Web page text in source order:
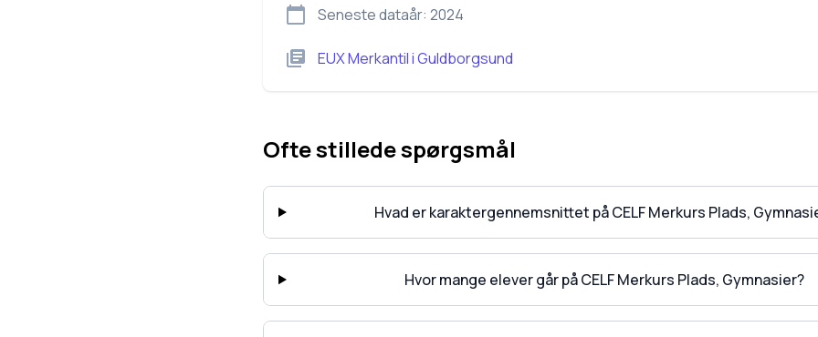
Seneste dataår: 2024
EUX MerkantiliGuldborgsund
Ofte stillede spørgsmål
Hvad er karaktergennemsnittet på CELF Merkurs Plads,
Hvor mange elever går på CELF Merkurs Plads, Gymnasier?